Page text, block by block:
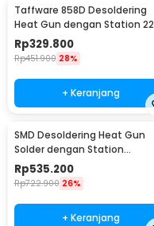
Taffware 858D Desoldering
Heat Gun dengan Station
750W
Rp329.800
Rp451.900 28%
+ Keranjang
SMD Desoldering Heat Gun
Solder dengan Station
220V/700W - KS8586
Rp535.200
Rp722.900 26%
+ Keranjang